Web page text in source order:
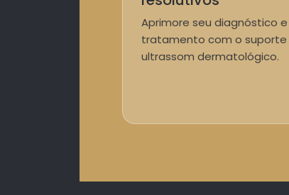
Aprimore seu diagnóstico e
tratamento com o suporte
ultrassom dermatológico.